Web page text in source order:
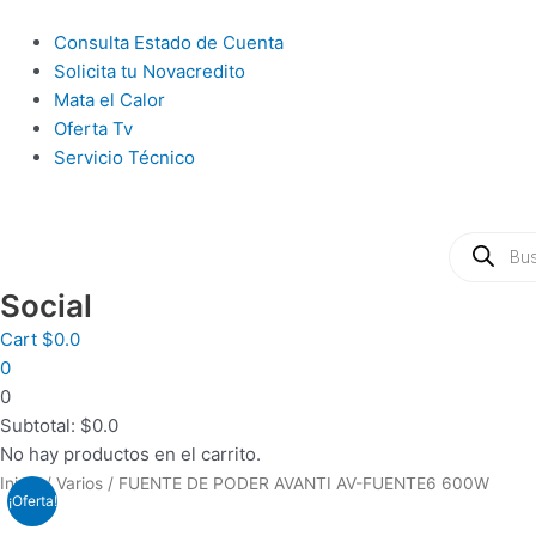
contenido
Main
Menu
Consulta Estado de Cuenta
Solicita tu Novacredito
Mata el Calor
Oferta Tv
Servicio Técnico
productos
Social
Cart $0.0
0
0
Subtotal: $0.0
No hay productos en el carrito.
Inicio/Varios / FUENTE DE PODER AVANTI AV-FUENTE6 600W
¡Oferta!
COMBO
TECLADO/MOUSE